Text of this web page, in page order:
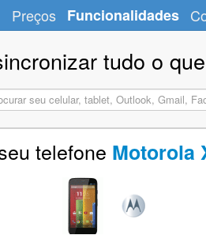
Preços Funcionalidades
tudo o
telefone Motorola